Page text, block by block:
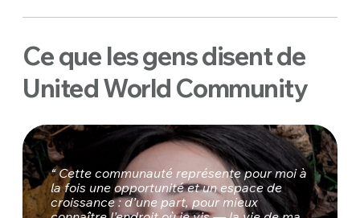
Ce que les gens disent de
United World Community
“ Cette communauté représente pour moi à
la fois une opportunité et un espace de
croissance : d’une part, pour mieux